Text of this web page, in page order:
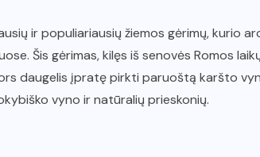
ir populiariausių žiemos gėrimų, kurio
Šis gėrimas, kilęs iš senovės Romos
daugelis įpratę pirkti paruoštą karšto
vyno ir natūralių prieskonių.